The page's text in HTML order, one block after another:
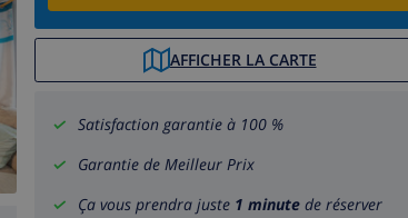
AFFICHER LA CARTE
Satisfaction garantie à 100 %
Garantie de Meilleur Prix
Ça vous prendra juste 1 minute de réserver